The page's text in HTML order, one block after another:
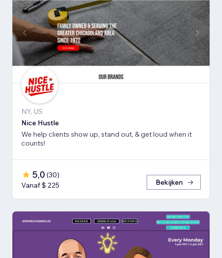
NY, US
Nice Hustle
We help clients show up, stand out, & get loud when it
counts!
5,0 (30)
Vanaf $ 225
Bekijken